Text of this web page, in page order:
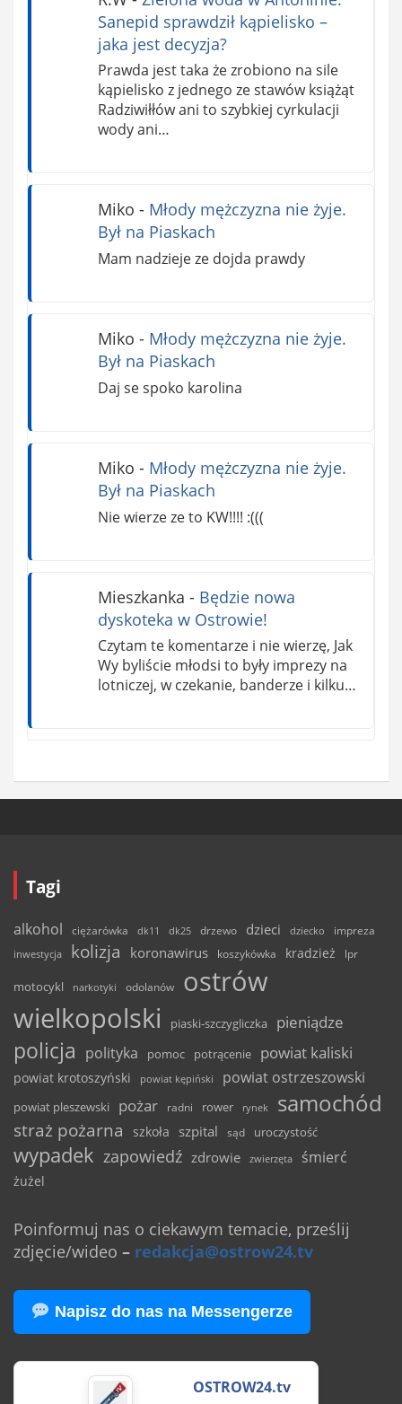
Sanepid sprawdził kąpielisko –
jaka jest decyzja?
Prawda jest taka że zrobiono na sile
kąpielisko z jednego ze stawów książąt
Radziwiłłów ani to szybkiej cyrkulacji
wody ani…
Miko - Młody mężczyzna nie żyje.
Był na Piaskach
Mam nadzieje ze dojda prawdy
Miko - Młody mężczyzna nie żyje.
Był na Piaskach
Daj se spoko karolina
Miko - Młody mężczyzna nie żyje.
Był na Piaskach
Nie wierze ze to KW!!!! :(((
Mieszkanka - Będzie nowa
dyskoteka w Ostrowie!
Czytam te komentarze i nie wierzę, Jak
Wy byliście młodsi to były imprezy na
lotniczej, w czekanie, banderze i kilku…
Tagi
alkohol ciężarówka dk11 dk25 drzewo dzieci dziecko
impreza
inwestycja
kolizja koronawirus koszykówka kradzież lpr
motocykl narkotyki odolanów
ostrów
wielkopolski
piaski-szczygliczka pieniądze
policja polityka pomoc potrącenie powiat kaliski
powiat krotoszyński powiat kępiński powiat ostrzeszowski
powiat pleszewski pożar radni rower rynek samochód
straż pożarna szkoła szpital sąd uroczystość
wypadek zapowiedź zdrowie zwierzęta śmierć
żużel
Poinformuj nas o ciekawym temacie, prześlij
zdjęcie/wideo – redakcja@ostrow24.tv
Napisz do nas na Messengerze
OSTROW24.tv